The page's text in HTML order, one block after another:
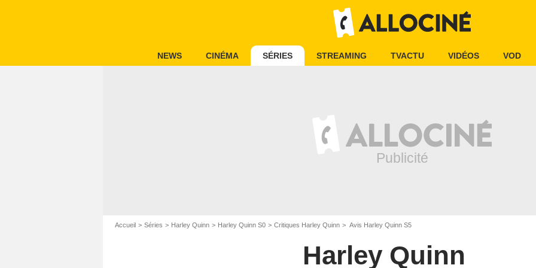
NEWS CINÉMA SÉRIES STREAMING TVACTU VIDÉOS VOD
Accueil Séries Harley Quinn Harley Quinn S0 Critiques Harley Quinn Avis Harley Quinn S5
Harley Quinn